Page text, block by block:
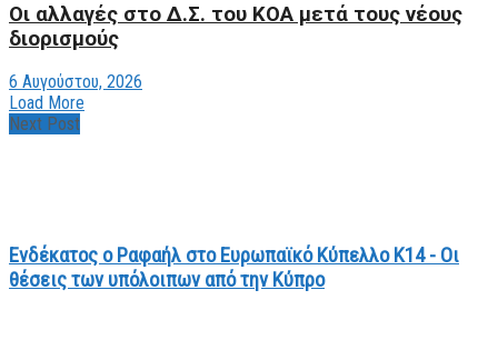
Οι αλλαγές στο Δ.Σ. του ΚΟΑ μετά τους νέους
διορισμούς
6 Αυγούστου, 2026
Load More
Next Post
Ενδέκατος ο Ραφαήλ στο Ευρωπαϊκό Κύπελλο Κ14 - Οι
θέσεις των υπόλοιπων από την Κύπρο